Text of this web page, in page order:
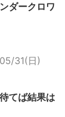
ダークロワ
31(日)
てば結果は